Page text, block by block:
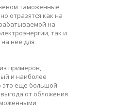
таможенные
отразятся как на
на
так и
нее для
примеров,
и наиболее
это еще большой
от обложения